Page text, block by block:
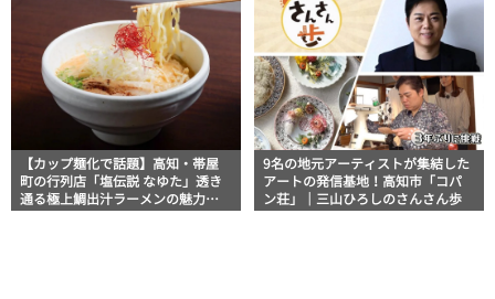
【カップ麺化で話題】高知・帯屋
町の行列店「塩伝説 なゆた」透き
通る極上鯛出汁ラーメンの魅力を
徹底解剖 ｜ほっとこうちオススメ
9名の地元アーティストが集結した
アートの発信基地！高知市「コパ
ン荘」｜三山ひろしのさんさん歩